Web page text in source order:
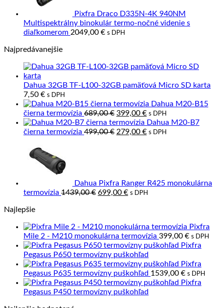
Pixfra Draco D335N-4K 940NM
Multispektrálny binokulár termo-nočné videnie s
diaľkomerom 2049,00 € s DPH
Najpredávanejšie
Dahua 32GB TF-L100-32GB pamäťová Micro SD karta
7,50 € s DPH
Dahua M20-B15
čierna termovízia 689,00€ Pôvodná
cena
bola:
399,00 €Aktuálna
cena
je:
s DPH
Dahua M20-B7
čierna termovízia 499,00€ Pôvodná
279,00 €Aktuálna
s DPH
Dahua Pixfra Ranger R425 monokulárna
termovízia 1439,00€ Pôvodná
699,00 €Aktuálna
s DPH
Najlepšie
Pixfra
Mile 2 - M210 monokulárna termovízia 399,00 € s DPH
Pixfra
Pegasus P650 termovízny puškohľad
Pixfra
Pegasus P635 termovízny puškohľad 1539,00 € s DPH
Pixfra
Pegasus P450 termovízny puškohľad